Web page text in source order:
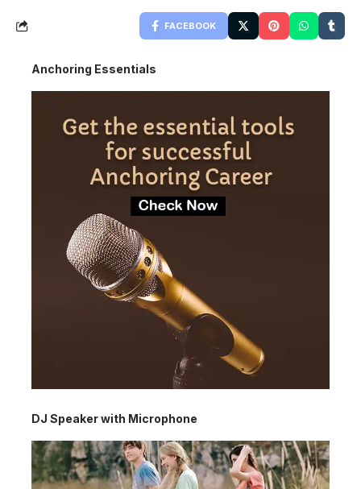
FACEBOOK
Anchoring Essentials
DJ Speaker with Microphone